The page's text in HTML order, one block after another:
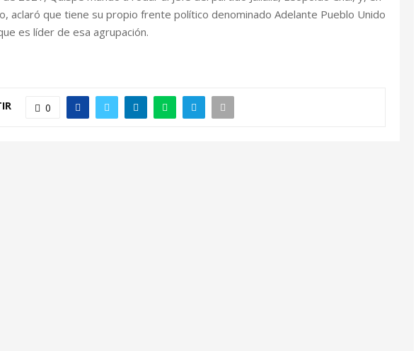
aclaró que tiene su propio frente político denominado Adelante Pueblo Unido
es líder de esa agrupación.
0